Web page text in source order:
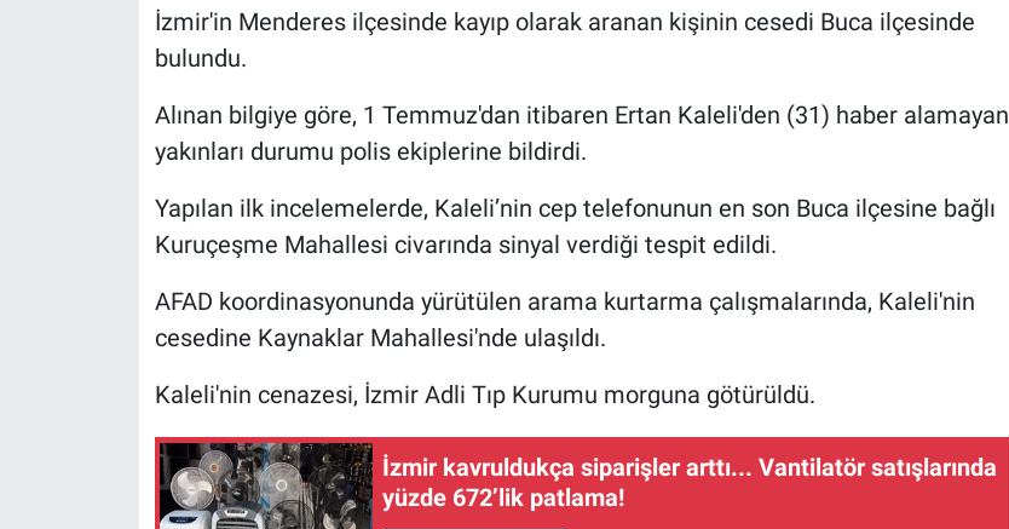
İzmir'in Menderes ilçesinde kayıp olarak aranan kişinin cesedi Buca ilçesinde
bulundu.
Alınan bilgiye göre, 1 Temmuz'dan itibaren Ertan Kaleli'den (31) haber alamayan
yakınları durumu polis ekiplerine bildirdi.
Yapılan ilk incelemelerde, Kaleli’nin cep telefonunun en son Buca ilçesine bağlı
Kuruçeşme Mahallesi civarında sinyal verdiği tespit edildi.
AFAD koordinasyonunda yürütülen arama kurtarma çalışmalarında, Kaleli'nin
cesedine Kaynaklar Mahallesi'nde ulaşıldı.
Kaleli'nin cenazesi, İzmir Adli Tıp Kurumu morguna götürüldü.
İzmir kavruldukça siparişler arttı... Vantilatör satışlarında
yüzde 672’lik patlama!